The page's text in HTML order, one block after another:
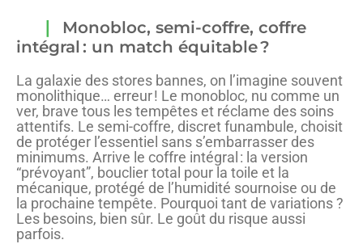
Monobloc, semi-coffre, coffre
intégral : un match équitable ?
La galaxie des stores bannes, on l’imagine souvent
monolithique… erreur ! Le monobloc, nu comme un
ver, brave tous les tempêtes et réclame des soins
attentifs. Le semi-coffre, discret funambule, choisit
de protéger l’essentiel sans s’embarrasser des
minimums. Arrive le coffre intégral : la version
“prévoyant”, bouclier total pour la toile et la
mécanique, protégé de l’humidité sournoise ou de
la prochaine tempête. Pourquoi tant de variations ?
Les besoins, bien sûr. Le goût du risque aussi
parfois.